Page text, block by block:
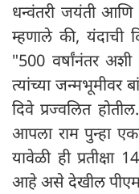
धन्वंतरी जयंती आणि
म्हणाले की, यंदाची
"500 वर्षांनंतर
त्यांच्या जन्मभूमीवर
दिवे प्रज्वलित
आपला राम पुन्हा
यावेळी ही प्रतीक्षा
आहे असे देखील पीएम